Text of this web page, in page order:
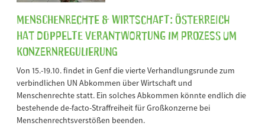
Menschenrechte & Wirtschaft: Österreich
hat doppelte Verantwortung im Prozess um
Konzernregulierung
Von 15.-19.10. findet in Genf die vierte Verhandlungsrunde zum
verbindlichen UN Abkommen über Wirtschaft und
Menschenrechte statt. Ein solches Abkommen könnte endlich die
bestehende de-facto-Straffreiheit für Großkonzerne bei
Menschenrechtsverstößen beenden.